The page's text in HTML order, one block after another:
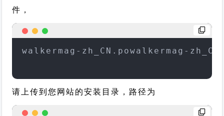
件，
walkermag-zh_CN.powalkermag-
请上传到您网站的安装目录，路径为